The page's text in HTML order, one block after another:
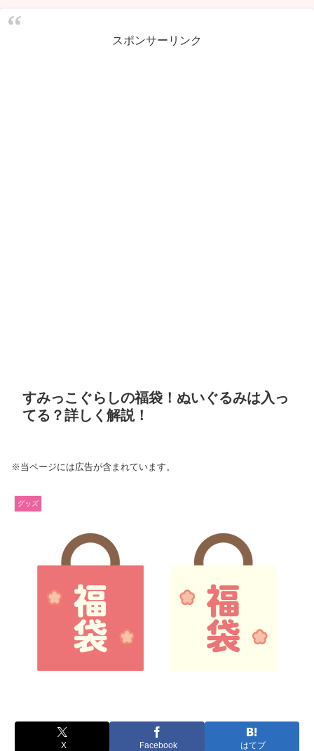
スポンサーリンク
すみっこぐらしの福袋！ぬいぐるみは入っ
てる？詳しく解説！
※当ページには広告が含まれています。
グッズ
X Facebook はてブ